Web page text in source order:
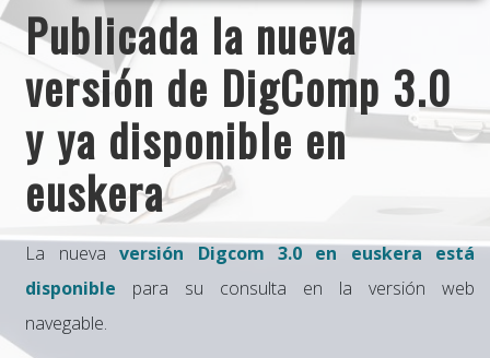
Publicada la nueva
versión de DigComp 3.0
y ya disponible en
euskera
La nuevaversión Digcom 3.0 en euskera está
disponible para su consulta en la versión web
navegable.